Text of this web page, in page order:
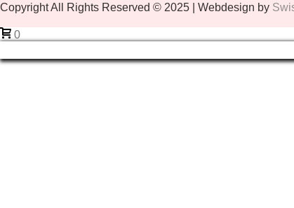
Copyright All Rights Reserved © 2025 | Webdesign by
0